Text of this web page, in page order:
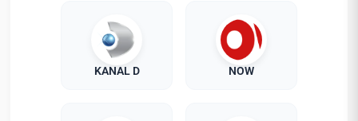
KANAL D NOW